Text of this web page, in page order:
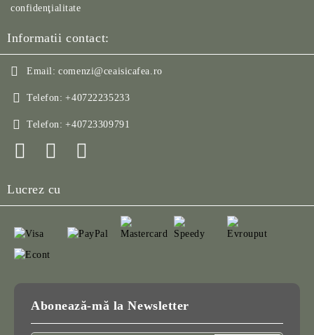
confidenţialitate
Informatii contact:
Email: comenzi@ceaisicafea.ro
Telefon: +40722235233
Telefon: +40723309791
Lucrez cu
Abonează-mă la Newsletter